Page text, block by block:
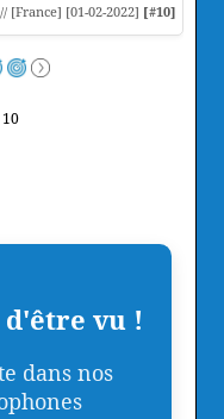
[France] [01-02-2022] [#10]
vu !
dans nos